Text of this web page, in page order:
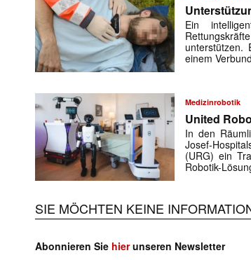
Ein
unterstützen.
einem
Medizinrobotik
United
In den
Josef-
(URG) ein
Robotik-
SIE MÖCHTEN KEINE
Abonnieren Sie hierunseren Newsletter